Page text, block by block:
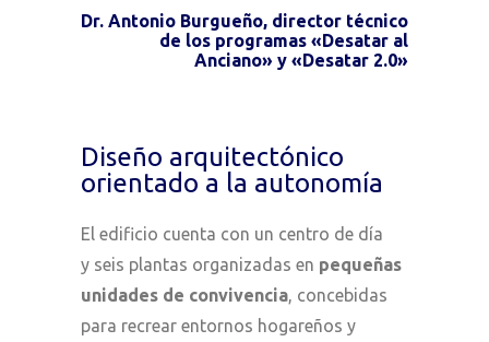
Dr. Antonio Burgueño, director técnico
de los programas «Desatar al
Anciano» y «Desatar 2.0»
Diseño arquitectónico
orientado a la autonomía
El edificio cuenta con un centro de día
y seis plantas organizadas en pequeñas
unidades de convivencia, concebidas
para recrear entornos hogareños y